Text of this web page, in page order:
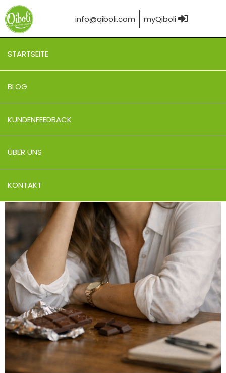
info@qiboli.com myQiboli
STARTSEITE
BLOG
KUNDENFEEDBACK
ÜBER UNS
KONTAKT